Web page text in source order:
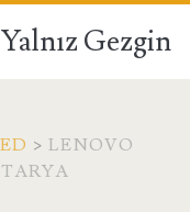
Yalnız Gezgin
>LENOVO